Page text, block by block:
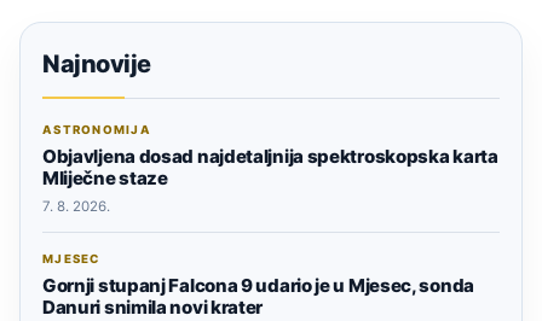
Najnovije
ASTRONOMIJA
Objavljena dosad najdetaljnija spektroskopska karta
Mliječne staze
7. 8. 2026.
MJESEC
Gornji stupanj Falcona 9 udario je u Mjesec, sonda
Danuri snimila novi krater